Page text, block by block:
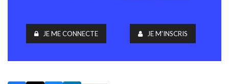
JE ME CONNECTE JE M'INSCRIS